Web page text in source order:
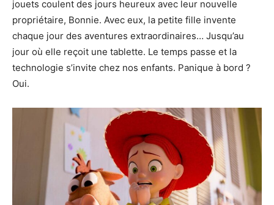
jouets coulent des jours heureux avec leur nouvelle
propriétaire, Bonnie. Avec eux, la petite fille invente
chaque jour des aventures extraordinaires… Jusqu’au
jour où elle reçoit une tablette. Le temps passe et la
technologie s’invite chez nos enfants. Panique à bord ?
Oui.